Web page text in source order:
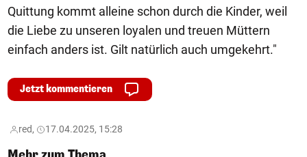
Quittung kommt alleine schon durch die Kinder, weil
die Liebe zu unseren loyalen und treuen Müttern
einfach anders ist. Gilt natürlich auch umgekehrt."
Jetzt kommentieren
red, 17.04.2025, 15:28